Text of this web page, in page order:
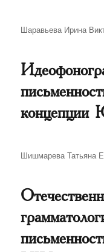
Автор
Шаравьева Ирина
концепции
Автор
Шишмарева Татьяна